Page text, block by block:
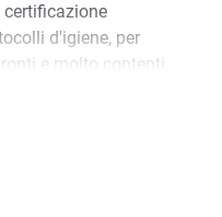
d'igiene, per
e molto contenti